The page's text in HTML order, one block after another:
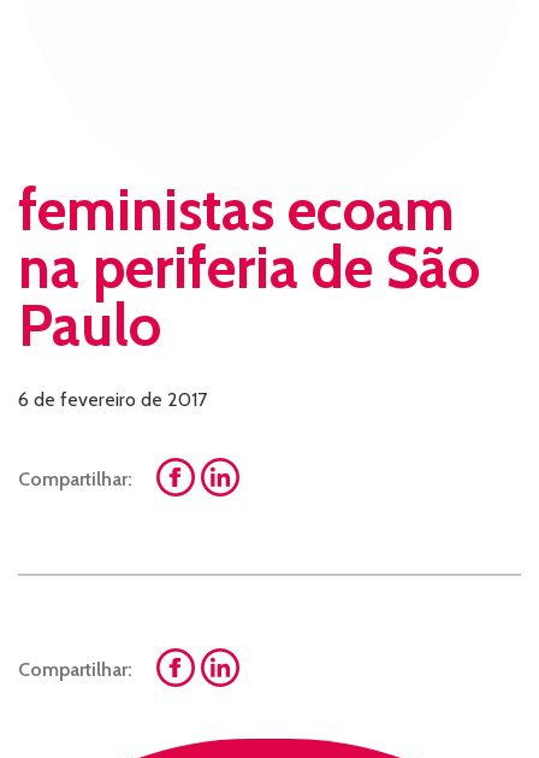
feministas ecoam
na periferia de São
Paulo
6 de fevereiro de 2017
Compartilhar:
Compartilhar: